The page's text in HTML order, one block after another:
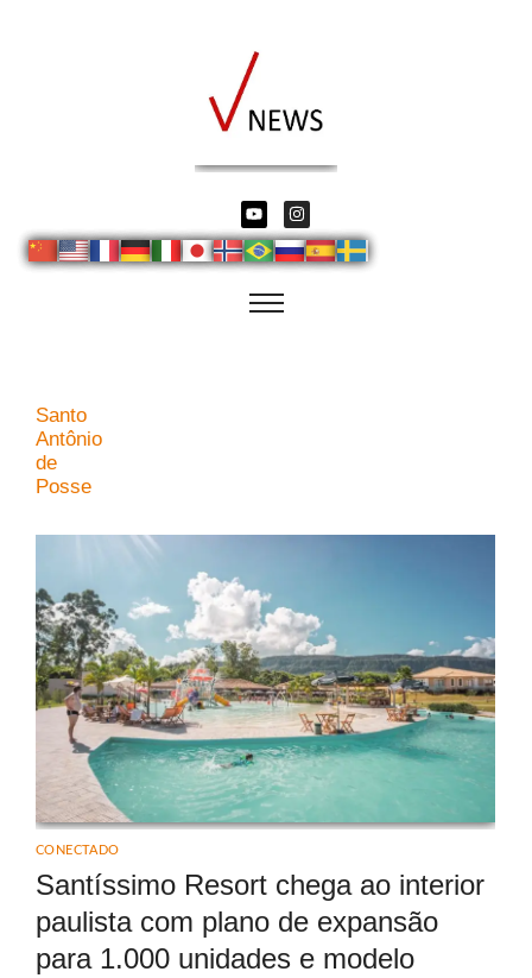
Santo
Antônio
de
Posse
CONECTADO
Santíssimo Resort chega ao interior
paulista com plano de expansão
para 1.000 unidades e modelo